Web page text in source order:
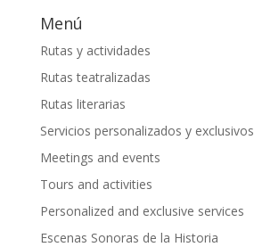
Menú
Rutas y actividades
Rutas teatralizadas
Rutas literarias
Servicios personalizados y exclusivos
Meetings and events
Tours and activities
Personalized and exclusive services
Escenas Sonoras de la Historia